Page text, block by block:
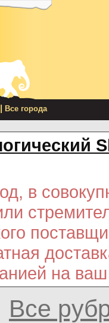
| Все города
в
на
Все